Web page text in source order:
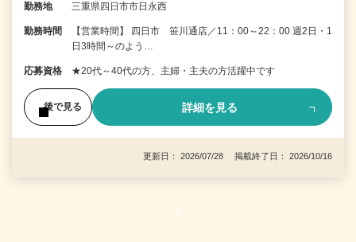
勤務地 三重県四日市市日永西
勤務時間
【営業時間】 四日市 笹川通店／11：00～22：00 週2日・1
日3時間～のよう…
応募資格 ★20代～40代の方、主婦・主夫の方活躍中です
後で見る 詳細を見る
更新日： 2026/07/28 掲載終了日： 2026/10/16
1